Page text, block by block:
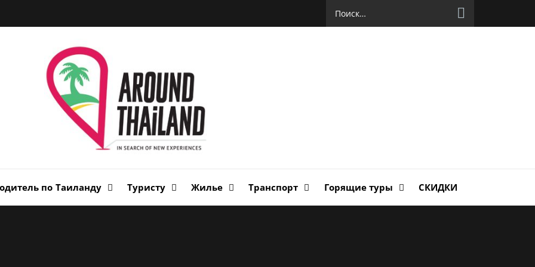
по Таиланду Туристу Жилье Транспорт Горящие туры СКИДКИ